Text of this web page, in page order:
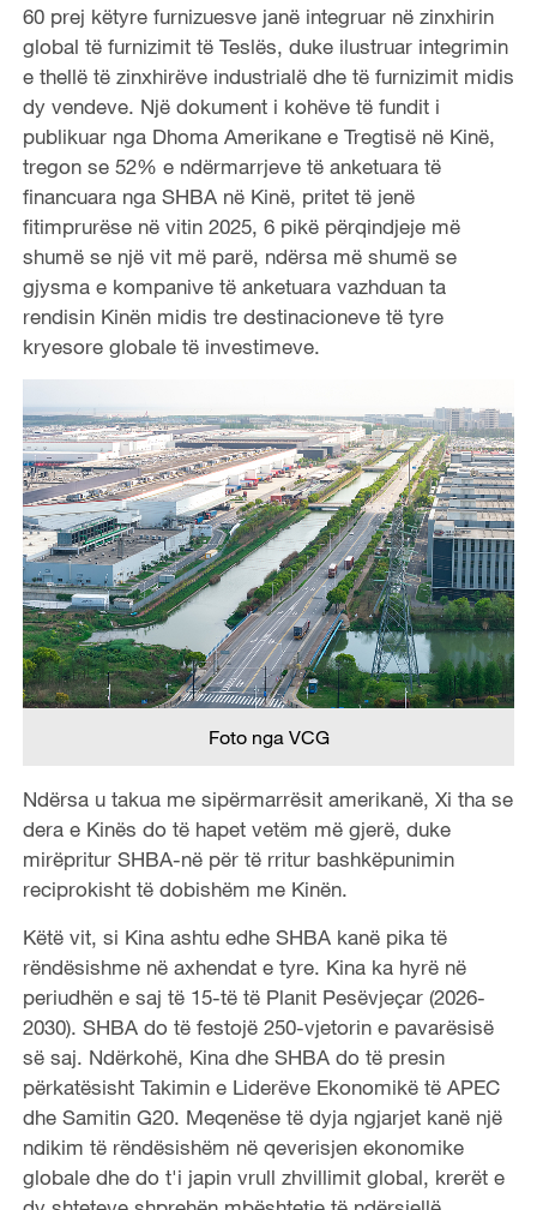
60 prej këtyre furnizuesve janë integruar në zinxhirin
global të furnizimit të Teslës, duke ilustruar integrimin
e thellë të zinxhirëve industrialë dhe të furnizimit midis
dy vendeve. Një dokument i kohëve të fundit i
publikuar nga Dhoma Amerikane e Tregtisë në Kinë,
tregon se 52% e ndërmarrjeve të anketuara të
financuara nga SHBA në Kinë, pritet të jenë
fitimprurëse në vitin 2025, 6 pikë përqindjeje më
shumë se një vit më parë, ndërsa më shumë se
gjysma e kompanive të anketuara vazhduan ta
rendisin Kinën midis tre destinacioneve të tyre
kryesore globale të investimeve.
Foto nga VCG
Ndërsa u takua me sipërmarrësit amerikanë, Xi tha se
dera e Kinës do të hapet vetëm më gjerë, duke
mirëpritur SHBA-në për të rritur bashkëpunimin
reciprokisht të dobishëm me Kinën.
Këtë vit, si Kina ashtu edhe SHBA kanë pika të
rëndësishme në axhendat e tyre. Kina ka hyrë në
periudhën e saj të 15-të të Planit Pesëvjeçar (2026-
2030). SHBA do të festojë 250-vjetorin e pavarësisë
së saj. Ndërkohë, Kina dhe SHBA do të presin
përkatësisht Takimin e Liderëve Ekonomikë të APEC
dhe Samitin G20. Meqenëse të dyja ngjarjet kanë një
ndikim të rëndësishëm në qeverisjen ekonomike
globale dhe do t'i japin vrull zhvillimit global, krerët e